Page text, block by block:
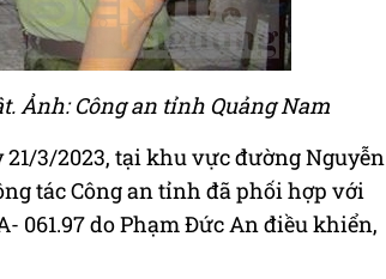
Ảnh: Công an tỉnh Quảng Nam
3/2023, tại khu vực đường Nguyễn
tác Công an tỉnh đã phối hợp với
061.97 do Phạm Đức An điều khiển,